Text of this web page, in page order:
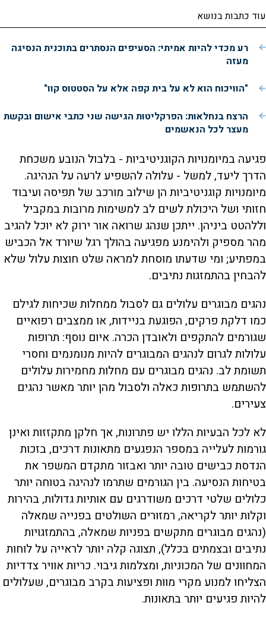
עוד כתבות בנושא
רע מכדי להיות אמיתי: הסעיפים הנסתרים בתוכנית הנסיגה
מעזה
"הוויכוח הוא לא על בית קפה אלא על הסטטוס קוו"
הרצח בנחלאות: הפרקליטות הגישה שני כתבי אישום ובקשת
מעצר לכל הנאשמים
פגיעה במיומנויות הקוגניטיביות - בלבול הנובע משכחת
הדרך ליעד, למשל - עלולה להשפיע לרעה על הנהיגה.
מיומנויות קוגניטיביות הן שילוב מורכב של תפיסה ועיבוד
חזותי ושל היכולת לשים לב למשימות מרובות במקביל
וללהטט ביניהן. ייתכן שנהג שרואה אור ירוק לא יוכל להגיב
מהר מספיק ולהימנע מפגיעה בהולך רגל שיורד אל הכביש
במפתיע; ומי שדעתו מוסחת למראה שלט חוצות עלול שלא
להבחין בהתמזגות נתיבים.
נהגים מבוגרים עלולים גם לסבול ממחלות שכיחות לגילם
כמו דלקת פרקים, הפוגעת בניידות, או ממצבים רפואיים
שגורמים להתקפים ולאובדן הכרה. איום נוסף: תרופות
עלולות לגרום לנהגים המבוגרים להיות מנומנמים וחסרי
תשומת לב. נהגים מבוגרים עם מחלות מחמירות עלולים
להשתמש בתרופות כאלה ולסבול מהן יותר מאשר נהגים
צעירים.
לא לכל הבעיות הללו יש פתרונות, אך חלקן מתקזזות ואינן
גורמות לעלייה במספר הנפגעים מתאונות דרכים, בזכות
הנדסת כבישים טובה יותר ואבזור מתקדם המשפר את
בטיחות הנסיעה. בין הגורמים שתרמו לנהיגה בטוחה יותר
כלולים שלטי דרכים משודרגים עם אותיות גדולות, בהירות
וקלות יותר לקריאה, רמזורים השולטים בפנייה שמאלה
(נהגים מבוגרים מתקשים בפניות שמאלה, בהתמזגויות
נתיבים ובצמתים בכלל), תצוגה קלה יותר לראייה על לוחות
המחוונים של המכוניות, ומצלמות גיבוי. כריות אוויר צדדיות
הצליחו למנוע מקרי מוות ופציעות בקרב מבוגרים, שעלולים
להיות פגיעים יותר בתאונות.